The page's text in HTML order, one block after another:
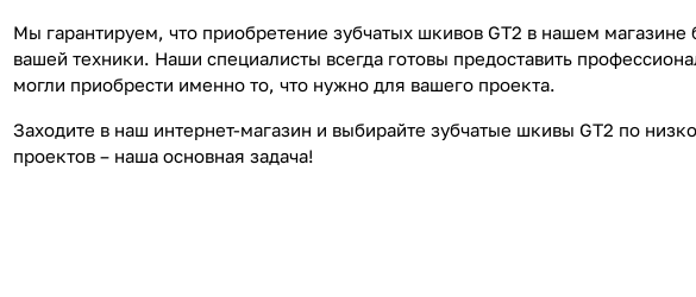
Мы гарантируем, что приобретение зубчатых шкивов GT2 в нашем
вашей техники. Наши специалисты всегда готовы предоставить
могли приобрести именно то, что нужно для вашего проекта.
Заходите в наш интернет-магазин и выбирайте зубчатые шкивы GT2 по
проектов – наша основная задача!